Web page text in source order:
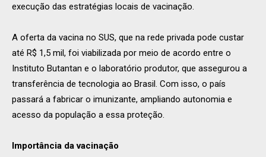
execução das estratégias locais de vacinação.
A oferta da vacina no SUS, que na rede privada pode custar
até R$ 1,5 mil, foi viabilizada por meio de acordo entre o
Instituto Butantan e o laboratório produtor, que assegurou a
transferência de tecnologia ao Brasil. Com isso, o país
passará a fabricar o imunizante, ampliando autonomia e
acesso da população a essa proteção.
Importância da vacinação